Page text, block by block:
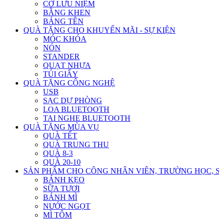
CỜ LƯU NIỆM
BẰNG KHEN
BẢNG TÊN
QUÀ TẶNG CHO KHUYẾN MÃI - SỰ KIỆN
MÓC KHÓA
NÓN
STANDER
QUẠT NHỰA
TÚI GIẤY
QUÀ TẶNG CÔNG NGHỆ
USB
SẠC DỰ PHÒNG
LOA BLUETOOTH
TAI NGHE BLUETOOTH
QUÀ TẶNG MÙA VỤ
QUÀ TẾT
QUÀ TRUNG THU
QUÀ 8-3
QUÀ 20-10
SẢN PHẨM CHO CÔNG NHÂN VIÊN, TRƯỜNG HỌC,
BÁNH KẸO
SỮA TƯƠI
BÁNH MÌ
NƯỚC NGỌT
MÌ TÔM